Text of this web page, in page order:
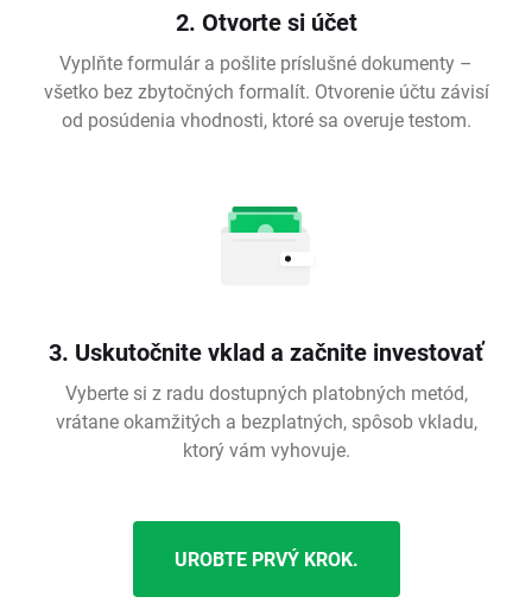
2. Otvorte si účet
Vyplňte formulár a pošlite príslušné dokumenty –
všetko bez zbytočných formalít. Otvorenie účtu závisí
od posúdenia vhodnosti, ktoré sa overuje testom.
3. Uskutočnite vklad a začnite investovať
Vyberte si z radu dostupných platobných metód,
vrátane okamžitých a bezplatných, spôsob vkladu,
ktorý vám vyhovuje.
UROBTE PRVÝ KROK.